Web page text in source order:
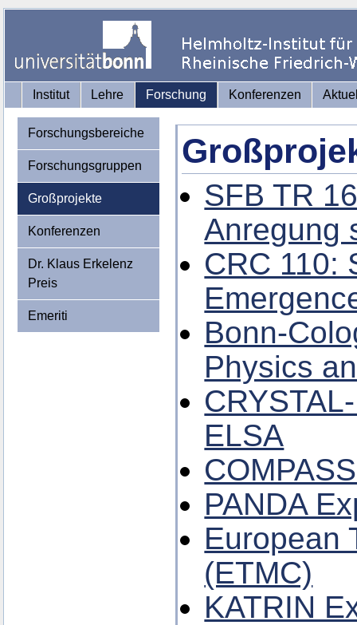
Institut Lehre Forschung Konferenzen
Forschungsbereiche
Forschungsgruppen
Großprojekte
Konferenzen
Dr. Klaus Erkelenz
Preis
Emeriti
SFB TR
Anregung
CRC 110:
Bonn-
Physics
ELSA
PANDA
European
(ETMC)
KATRIN